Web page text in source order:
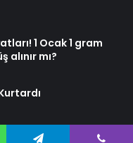
1 Ocak 1 gram
mı?